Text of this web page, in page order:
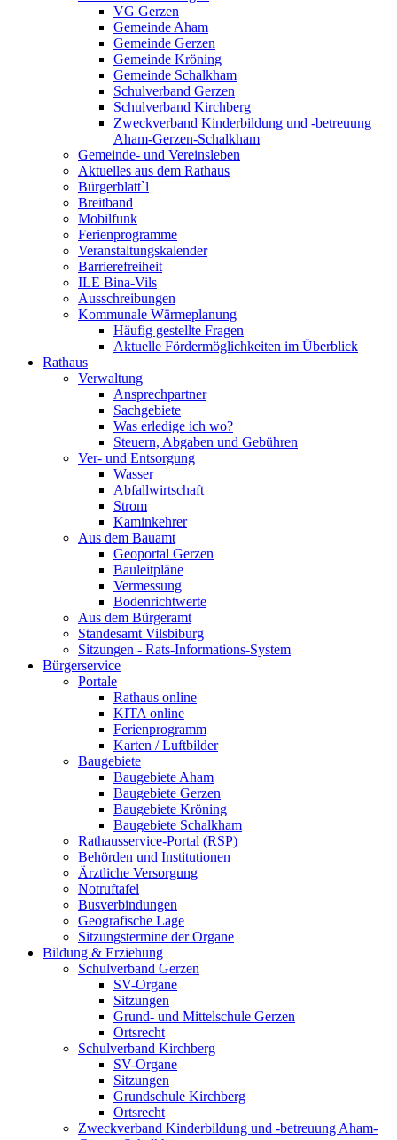
VG Gerzen
Gemeinde Aham
Gemeinde Gerzen
Gemeinde Kröning
Gemeinde Schalkham
Schulverband Gerzen
Schulverband Kirchberg
Zweckverband Kinderbildung und -betreuung
Aham-Gerzen-Schalkham
Gemeinde- und Vereinsleben
Aktuelles aus dem Rathaus
Bürgerblatt`l
Breitband
Mobilfunk
Ferienprogramme
Veranstaltungskalender
Barrierefreiheit
ILE Bina-Vils
Ausschreibungen
Kommunale Wärmeplanung
Häufig gestellte Fragen
Aktuelle Fördermöglichkeiten im Überblick
Rathaus
Verwaltung
Ansprechpartner
Sachgebiete
Was erledige ich wo?
Steuern, Abgaben und Gebühren
Ver- und Entsorgung
Wasser
Abfallwirtschaft
Strom
Kaminkehrer
Aus dem Bauamt
Geoportal Gerzen
Bauleitpläne
Vermessung
Bodenrichtwerte
Aus dem Bürgeramt
Standesamt Vilsbiburg
Sitzungen - Rats-Informations-System
Bürgerservice
Portale
Rathaus online
KITA online
Ferienprogramm
Karten / Luftbilder
Baugebiete
Baugebiete Aham
Baugebiete Gerzen
Baugebiete Kröning
Baugebiete Schalkham
Rathausservice-Portal (RSP)
Behörden und Institutionen
Ärztliche Versorgung
Notruftafel
Busverbindungen
Geografische Lage
Sitzungstermine der Organe
Bildung & Erziehung
Schulverband Gerzen
SV-Organe
Sitzungen
Grund- und Mittelschule Gerzen
Ortsrecht
Schulverband Kirchberg
SV-Organe
Sitzungen
Grundschule Kirchberg
Ortsrecht
Zweckverband Kinderbildung und -betreuung Aham-